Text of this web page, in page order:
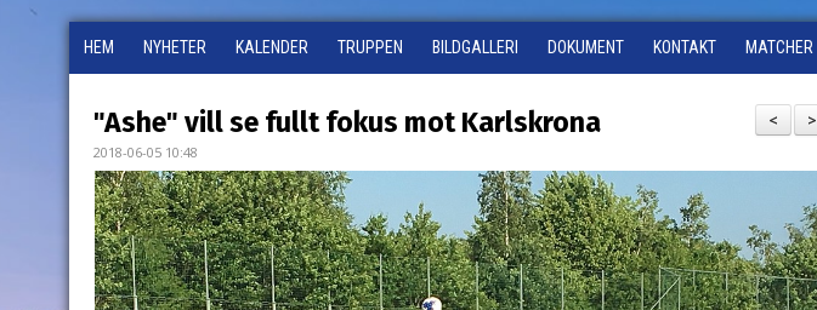
HEM NYHETER KALENDER TRUPPEN BILDGALLERI DOKUMENT KONTAKT MATCHER
>
<
"Ashe" vill se fullt fokus mot Karlskrona
2018-06-05 10:48